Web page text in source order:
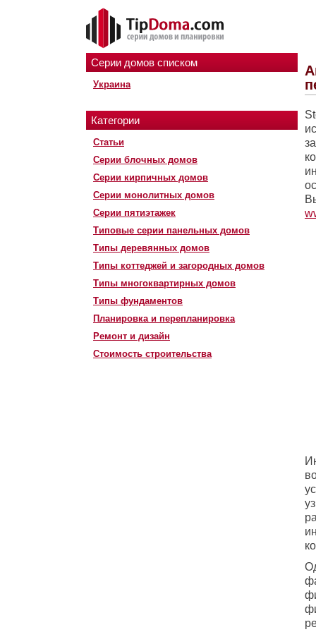
Серии домов списком
Украина
Категории
Статьи
Серии блочных домов
Серии кирпичных домов
Серии монолитных домов
Серии пятиэтажек
Типовые серии панельных домов
Типы деревянных домов
Типы коттеджей и загородных домов
Типы многоквартирных домов
Типы фундаментов
Планировка и перепланировка
Ремонт и дизайн
Стоимость строительства